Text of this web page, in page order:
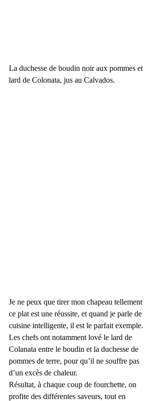
La duchesse de boudin noir aux pommes et
lard de Colonata, jus au Calvados.
Je ne peux que tirer mon chapeau tellement
ce plat est une réussite, et quand je parle de
cuisine intelligente, il est le parfait exemple.
Les chefs ont notamment lové le lard de
Colanata entre le boudin et la duchesse de
pommes de terre, pour qu’il ne souffre pas
d’un excès de chaleur.
Résultat, à chaque coup de fourchette, on
profite des différentes saveurs, tout en